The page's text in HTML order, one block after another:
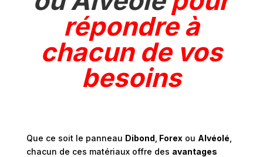
répondre à
chacun de vos
besoins
Que ce soit le panneau Dibond Forexou Alvéolé
chacun de ces matériaux offre des avantages